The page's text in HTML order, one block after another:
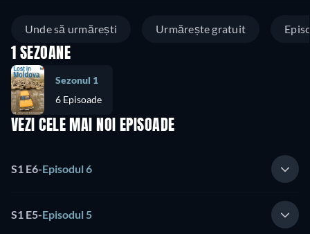
Unde să urmărești Urmărește gratuit
1 SEZOANE
Sezonul 1
6 Episoade
VEZI CELE MAI NOI EPISOADE
S1 E6-Episodul 6
S1 E5-Episodul 5